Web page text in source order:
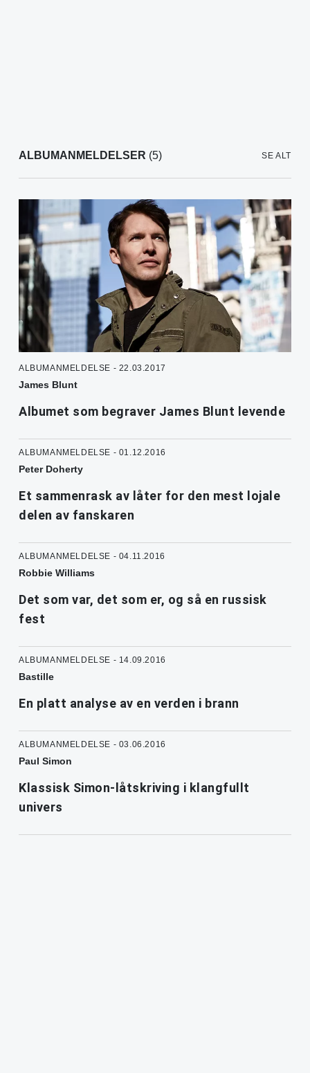
ALBUMANMELDELSER (5) SE ALT
ALBUMANMELDELSE - 22.03.2017
James Blunt
Albumet som begraver James Blunt levende
ALBUMANMELDELSE - 01.12.2016
Peter Doherty
Et sammenrask av låter for den mest lojale
delen av fanskaren
ALBUMANMELDELSE - 04.11.2016
Robbie Williams
Det som var, det som er, og så en russisk
fest
ALBUMANMELDELSE - 14.09.2016
Bastille
En platt analyse av en verden i brann
ALBUMANMELDELSE - 03.06.2016
Paul Simon
Klassisk Simon-låtskriving i klangfullt
univers